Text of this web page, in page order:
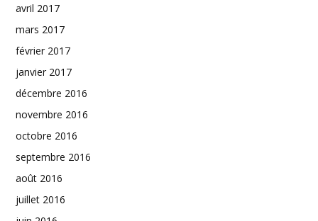
avril 2017
mars 2017
février 2017
janvier 2017
décembre 2016
novembre 2016
octobre 2016
septembre 2016
août 2016
juillet 2016